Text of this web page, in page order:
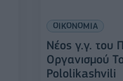
ΟΙΚΟΝΟΜΙΑ
Νέος γ.γ. του
Οργανισμού
Pololikashvili